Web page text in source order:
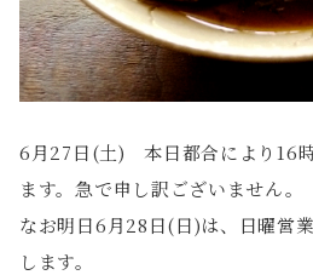
6月27日(土) 本日都合により16
ます。急で申し訳ございません。
なお明日6月28日(日)は、日曜営
します。